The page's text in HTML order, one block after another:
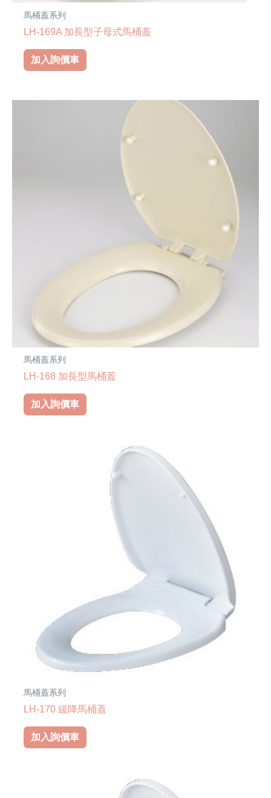
馬桶蓋系列
LH-169A 加長型子母式馬桶蓋
加入詢價車
馬桶蓋系列
LH-168 加長型馬桶蓋
加入詢價車
馬桶蓋系列
LH-170 緩降馬桶蓋
加入詢價車